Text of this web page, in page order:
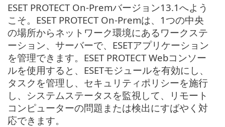
ESET PROTECT On-Premバージョン13.1へよう
こそ。ESET PROTECT On-Premは、1つの中央
の場所からネットワーク環境にあるワークステ
ーション、サーバーで、ESETアプリケーション
を管理できます。ESET PROTECT Webコンソー
ルを使用すると、ESETモジュールを有効にし、
タスクを管理し、セキュリティポリシーを施行
し、システムステータスを監視して、リモート
コンピューターの問題または検出にすばやく対
応できます。